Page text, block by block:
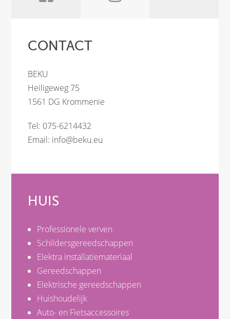
CONTACT
BEKU
Heiligeweg 75
1561 DG Krommenie
Tel: 075-6214432
Email: info@beku.eu
HUIS
Professionele verven
Schildersgereedschappen
Elektra installatiemateriaal
Gereedschappen
Elektrische gereedschappen
Huishoudelijk
Auto- en Fietsaccessoires